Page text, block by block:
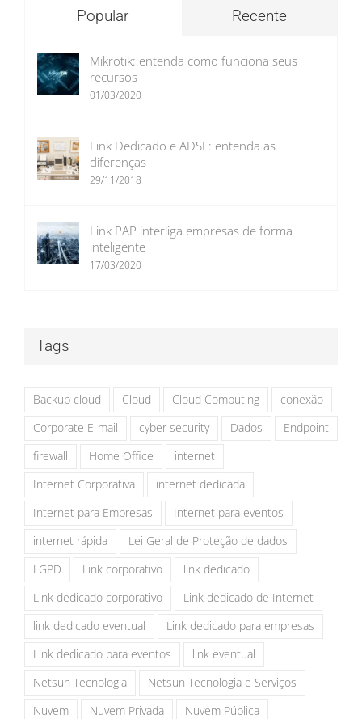
Popular Recente
Mikrotik: entenda como funciona seus
recursos
01/03/2020
Link Dedicado e ADSL: entenda as
diferenças
29/11/2018
Link PAP interliga empresas de forma
inteligente
17/03/2020
Tags
Backup cloud Cloud Cloud Computing
conexão
Corporate E-mail
cyber security Dados
Endpoint
firewall
Home Office
internet
Internet Corporativa
internet dedicada
Internet para Empresas
Internet para eventos
internet rápida
Lei Geral de Proteção de dados
LGPD
Link corporativo
link dedicado
Link dedicado corporativo
Link dedicado de Internet
link dedicado eventual
Link dedicado para empresas
Link dedicado para eventos
link eventual
Netsun Tecnologia
Netsun Tecnologia e Serviços
Nuvem
Nuvem Privada
Nuvem Pública